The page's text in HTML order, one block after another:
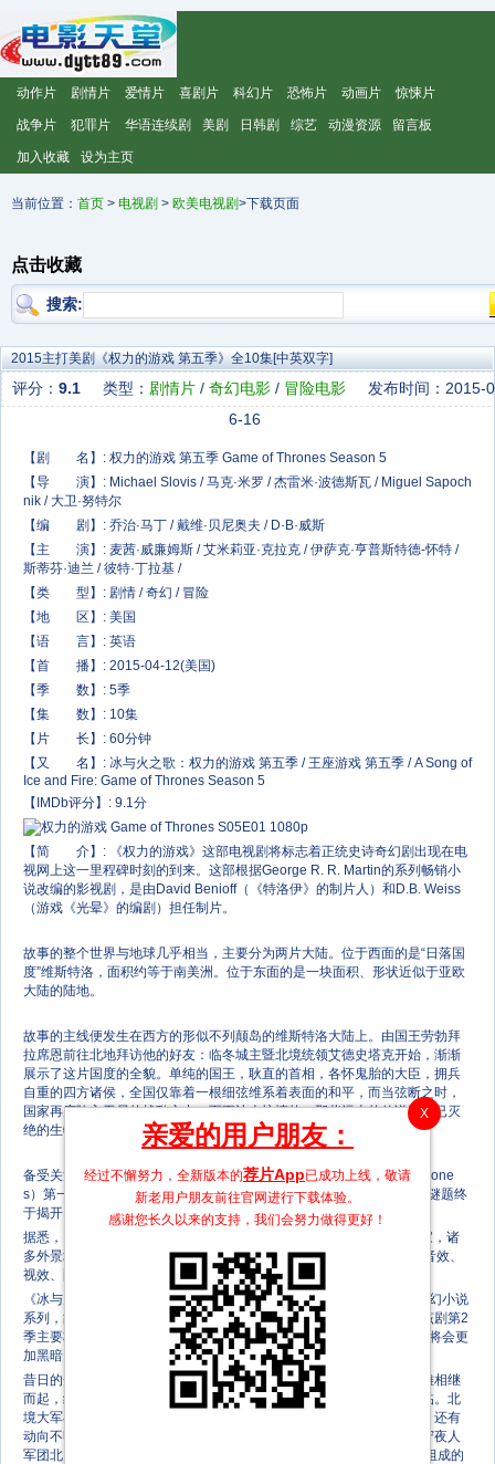
动作片 剧情片 爱情片 喜剧片 科幻片 恐怖片 动画片 惊悚片
战争片 犯罪片 华语连续剧 美剧 日韩剧 综艺 动漫资源 留言板
加入收藏 设为主页
当前位置： 首页 > 电视剧 > 欧美电视剧>下载页面
点击收藏
搜索:
2015主打美剧《权力的游戏 第五季》全10集[中英双字]
评分： 9.1 类型： 剧情片/ 奇幻电影/ 冒险电影
发布时间：2015-0
6-16
【剧 名】: 权力的游戏 第五季 Game of Thrones Season 5
【导 演】: Michael Slovis / 马克·米罗 / 杰雷米·波德斯瓦 / Miguel Sapoch
nik / 大卫·努特尔
【编 剧】: 乔治·马丁 / 戴维·贝尼奥夫 / D·B·威斯
【主 演】: 麦茜·威廉姆斯 / 艾米莉亚·克拉克 / 伊萨克·亨普斯特德-怀特 /
斯蒂芬·迪兰 / 彼特·丁拉基 /
【类 型】: 剧情 / 奇幻 / 冒险
【地 区】: 美国
【语 言】: 英语
【首 播】: 2015-04-12(美国)
【季 数】: 5季
【集 数】: 10集
【片 长】: 60分钟
【又 名】: 冰与火之歌：权力的游戏 第五季 / 王座游戏 第五季 / A Song of
Ice and Fire: Game of Thrones Season 5
【IMDb评分】: 9.1分
【简 介】: 《权力的游戏》这部电视剧将标志着正统史诗奇幻剧出现在电
视网上这一里程碑时刻的到来。这部根据George R. R. Martin的系列畅销小
说改编的影视剧，是由David Benioff（《特洛伊》的制片人）和D.B. Weiss
（游戏《光晕》的编剧）担任制片。
故事的整个世界与地球几乎相当，主要分为两片大陆。位于西面的是“日落国
度”维斯特洛，面积约等于南美洲。位于东面的是一块面积、形状近似于亚欧
大陆的陆地。
故事的主线便发生在西方的形似不列颠岛的维斯特洛大陆上。由国王劳勃拜
拉席恩前往北地拜访他的好友：临冬城主暨北境统领艾德史塔克开始，渐渐
展示了这片国度的全貌。单纯的国王，耿直的首相，各怀鬼胎的大臣，拥兵
自重的四方诸侯，全国仅靠着一根细弦维系着表面的和平，而当弦断之时，
国家再度陷入无尽的战乱之中。而更让人惊悚的：那些远古的传说和早已灭
绝的生物，正重新回到这片土地。
备受关注的HBO史诗大作《冰与火之歌：权力的游戏》（Game of Throne
s）第一季大获成功之后，关于第二季回归时间的讨论不绝于耳，这一谜题终
于揭开，HBO官方宣布该剧第二季将于当地时间2012年4月1日回归。
据悉，《冰火》第2季的实景拍摄工作已经全部完成。140天，3个国家，诸
多外景地……10个小时的故事盈满了电视制作人们的心血。时下正是音效、
视效、配乐等后期制作团队忙碌的日子。
《冰与火之歌：权力的游戏》改编自美国作家乔治?马丁的同名畅销奇幻小说
系列，故事发生在一块名叫维斯特洛的大陆，权力争斗的血雨腥风。该剧第2
季主要将聚焦于《冰火》系列小说第2部《列王的纷争》的故事。故事将会更
加黑暗，寒风渐起，4月1日我们不见不散。
昔日的开国英雄，都成了权力游戏的牺牲者。如今他们尸骨未寒，群雄相继
而起，纷纷僭越称王。天际一道血红色彗星，预示了毁灭和浩劫的降临。北
境大军与兰尼斯特实力相互对峙，蓝礼的南境雄兵则不断朝君临开拔，还有
动向不明的史坦尼斯，以及西北黑海之上的铁群岛诸民。戍守北疆的守夜人
军团北 出长城，与境外蛮族一决生死。龙之母丹妮莉丝带着老弱残兵组成的
X
亲爱的用户朋友：
经过不懈努力，全新版本的荐片App已成功上线，敬请
新老用户朋友前往官网进行下载体验。
感谢您长久以来的支持，我们会努力做得更好！